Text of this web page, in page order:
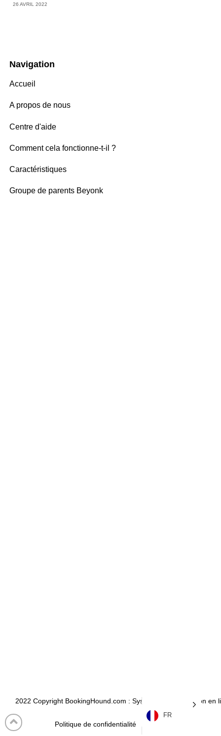
26 AVRIL 2022
Navigation
Accueil
A propos de nous
Centre d'aide
Comment cela fonctionne-t-il ?
Caractéristiques
Groupe de parents Beyonk
2022 Copyright BookingHound.com : Système de réservation en
Politique de confidentialité
FR